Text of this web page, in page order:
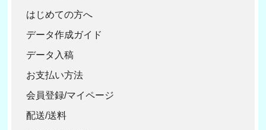
はじめての方へ
データ作成ガイド
データ入稿
お支払い方法
会員登録/マイページ
配送/送料